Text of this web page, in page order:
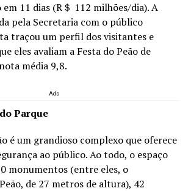
11 dias (R＄ 112 milhões/dia). A
pela Secretaria com o público
traçou um perfil dos visitantes e
eles avaliam a Festa do Peão de
média 9,8.
Ads
Parque
é um grandioso complexo que oferece
ao público. Ao todo, o espaço
monumentos (entre eles, o
de 27 metros de altura), 42